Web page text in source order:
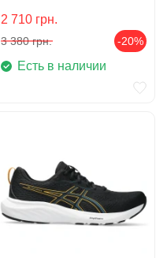
2 710 грн.
3 380 грн. -20%
Есть в наличии